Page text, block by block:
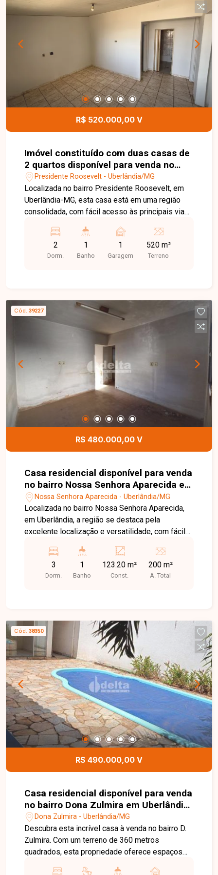
confortável e bem localizado. Entre em contato e
agende sua visita para conhecer todos os
R$ 520.000,00 V
Imóvel constituído com duas casas de
2 quartos disponível para venda no
bairro Presidente Roosevelt em
Uberlândia-MG
Presidente Roosevelt - Uberlândia/MG
Localizada no bairro Presidente Roosevelt, em
Uberlândia-MG, esta casa está em uma região
consolidada, com fácil acesso às principais vias
farmácias, comércios e diversos serviços,
proporcionando praticidade e comodidade no dia
cozinha, área de serviço e amplo quintal,
oferecendo um espaço funcional e confortável .
** Área construída simples não levada em
consideração na avaliação o terreno que é muito
bom para investidores possui 13 metros de
frente por 40 metros totalizando 520 m² em
excelente localização dentro do bairro . Esta é
uma excelente oportunidade para quem busca um
imóvel com ótimo custo-benefício em uma
localização privilegiada. Agende uma visita e
venha conhecer todos os detalhes desta casa.
2
Dorm.
1
Banho
1
Garagem
520 m²
Terreno
Cód. 39227
R$ 480.000,00 V
Casa residencial disponível para venda
no bairro Nossa Senhora Aparecida em
Uberlândia-MG
Nossa Senhora Aparecida - Uberlândia/MG
Localizada no bairro Nossa Senhora Aparecida,
em Uberlândia, a região se destaca pela
excelente localização e versatilidade, com fácil
e grande fluxo, sendo ideal tanto para moradia
quanto para atividades comerciais. O imóvel
possui 123,20 m² de área construída em terreno
cômodos comerciais, oferecendo diversas
possibilidades de uso. Uma excelente
oportunidade para quem busca investir ou morar
em uma localização estratégica. Entre em contato
e saiba mais!
3
Dorm.
1
Banho
123.20 m²
Const.
200 m²
A. Total
Cód. 38350
R$ 490.000,00 V
Casa residencial disponível para venda
no bairro Dona Zulmira em Uberlândia
- MGDona Zulmira - Uberlândia/MG
Descubra esta incrível casa à venda no bairro D.
Zulmira. Com um terreno de 360 metros
quadrados, esta propriedade oferece espaços